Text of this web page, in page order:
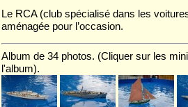
Le RCA (club spécialisé dans les
aménagée pour l’occasion.
Album de 34 photos. (Cliquer sur les
l'album).